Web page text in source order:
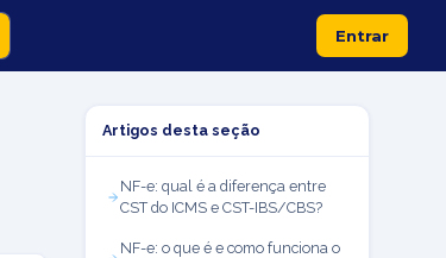
Entrar
Artigos desta seção
NF-e: qual é a diferença entre
CST do ICMS e CST-IBS/CBS?
NF-e: o que é e como funciona o